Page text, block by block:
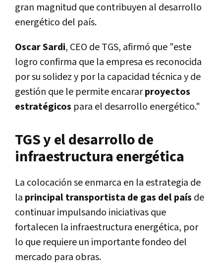
gran magnitud que contribuyen al desarrollo
energético del país.
Oscar Sardi, CEO de TGS, afirmó que "este
logro confirma que la empresa es reconocida
por su solidez y por la capacidad técnica y de
gestión que le permite encararproyectos
estratégicos para el desarrollo energético."
TGS y el desarrollo de
infraestructura energética
La colocación se enmarca en la estrategia de
la principal transportista de gas del país de
continuar impulsando iniciativas que
fortalecen la infraestructura energética, por
lo que requiere un importante fondeo del
mercado para obras.